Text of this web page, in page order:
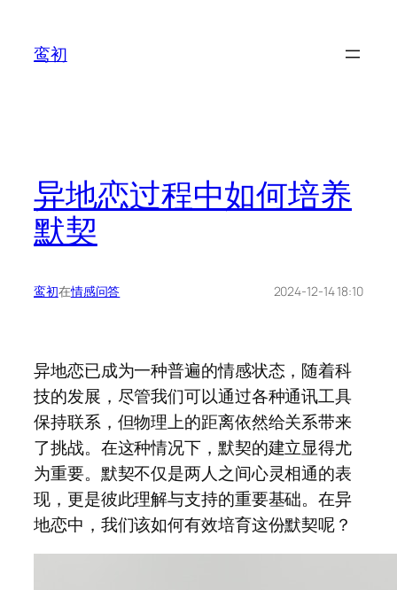
鸾初
异地恋过程中如何培养
默契
鸾初在情感问答 2024-12-14 18:10
异地恋已成为一种普遍的情感状态，随着科
技的发展，尽管我们可以通过各种通讯工具
保持联系，但物理上的距离依然给关系带来
了挑战。在这种情况下，默契的建立显得尤
为重要。默契不仅是两人之间心灵相通的表
现，更是彼此理解与支持的重要基础。在异
地恋中，我们该如何有效培育这份默契呢？